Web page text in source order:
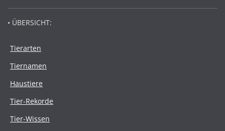
• ÜBERSICHT:
Tierarten
Tiernamen
Haustiere
Tier-Rekorde
Tier-Wissen